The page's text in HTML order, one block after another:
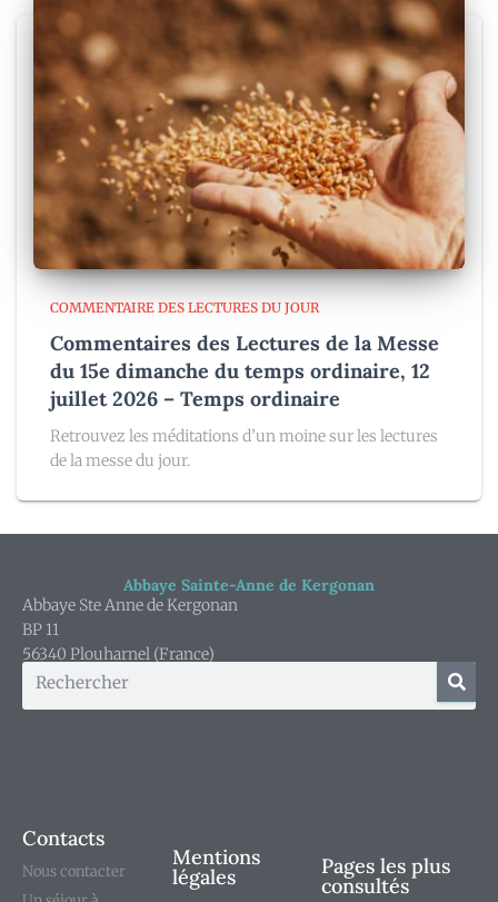
COMMENTAIRE DES LECTURES DU JOUR
Commentaires des Lectures de la Messe
du 15e dimanche du temps ordinaire, 12
juillet 2026 – Temps ordinaire
Retrouvez les méditations d’un moine sur les lectures
de la messe du jour.
Abbaye Sainte-Anne de Kergonan
Abbaye Ste Anne de Kergonan
BP 11
56340 Plouharnel (France)
Contacts
Nous contacter
Mentions
légales Pages les plus
consultés